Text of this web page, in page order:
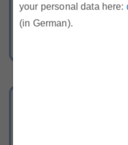
your personal data here:
(in German).
und